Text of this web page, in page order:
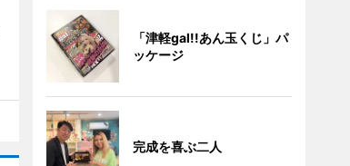
「津軽gal!!あん玉くじ」パ
ッケージ
完成を喜ぶ二人